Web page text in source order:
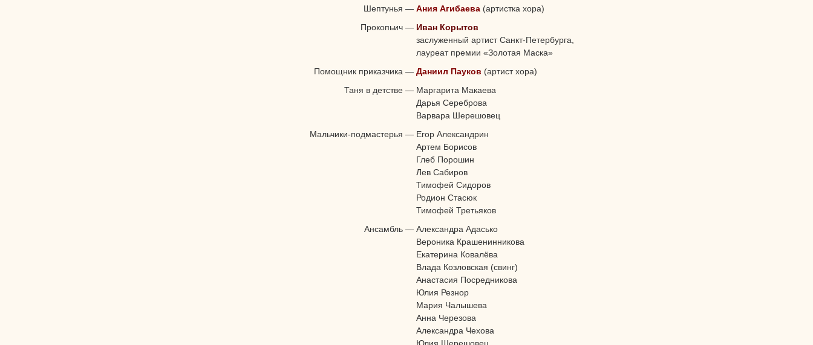
Шептунья — Ания Агибаева (артистка хора)
Прокопьич — Иван Корытов
заслуженный артист Санкт-Петербурга,
лауреат премии «Золотая Маска»
Помощник приказчика — Даниил Пауков (артист хора)
Таня в детстве — Маргарита Макаева
Дарья Сереброва
Варвара Шерешовец
Мальчики-подмастерья — Егор Александрин
Артем Борисов
Глеб Порошин
Лев Сабиров
Тимофей Сидоров
Родион Стасюк
Тимофей Третьяков
Ансамбль — Александра Адасько
Вероника Крашенинникова
Екатерина Ковалёва
Влада Козловская (свинг)
Анастасия Посредникова
Юлия Резнор
Мария Чалышева
Анна Черезова
Александра Чехова
Юлия Шерешовец